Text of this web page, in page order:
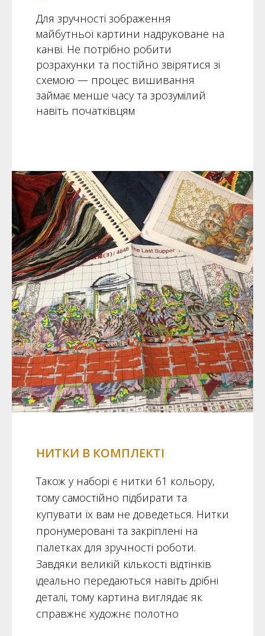
Для зручності зображення
майбутньої картини надруковане на
канві. Не потрібно робити
розрахунки та постійно звірятися зі
схемою — процес вишивання
займає менше часу та зрозумілий
навіть початківцям
НИТКИ В КОМПЛЕКТІ
Також у наборі є нитки 61 кольору,
тому самостійно підбирати та
купувати їх вам не доведеться. Нитки
пронумеровані та закріплені на
палетках для зручності роботи.
Завдяки великій кількості відтінків
ідеально передаються навіть дрібні
деталі, тому картина виглядає як
справжнє художнє полотно